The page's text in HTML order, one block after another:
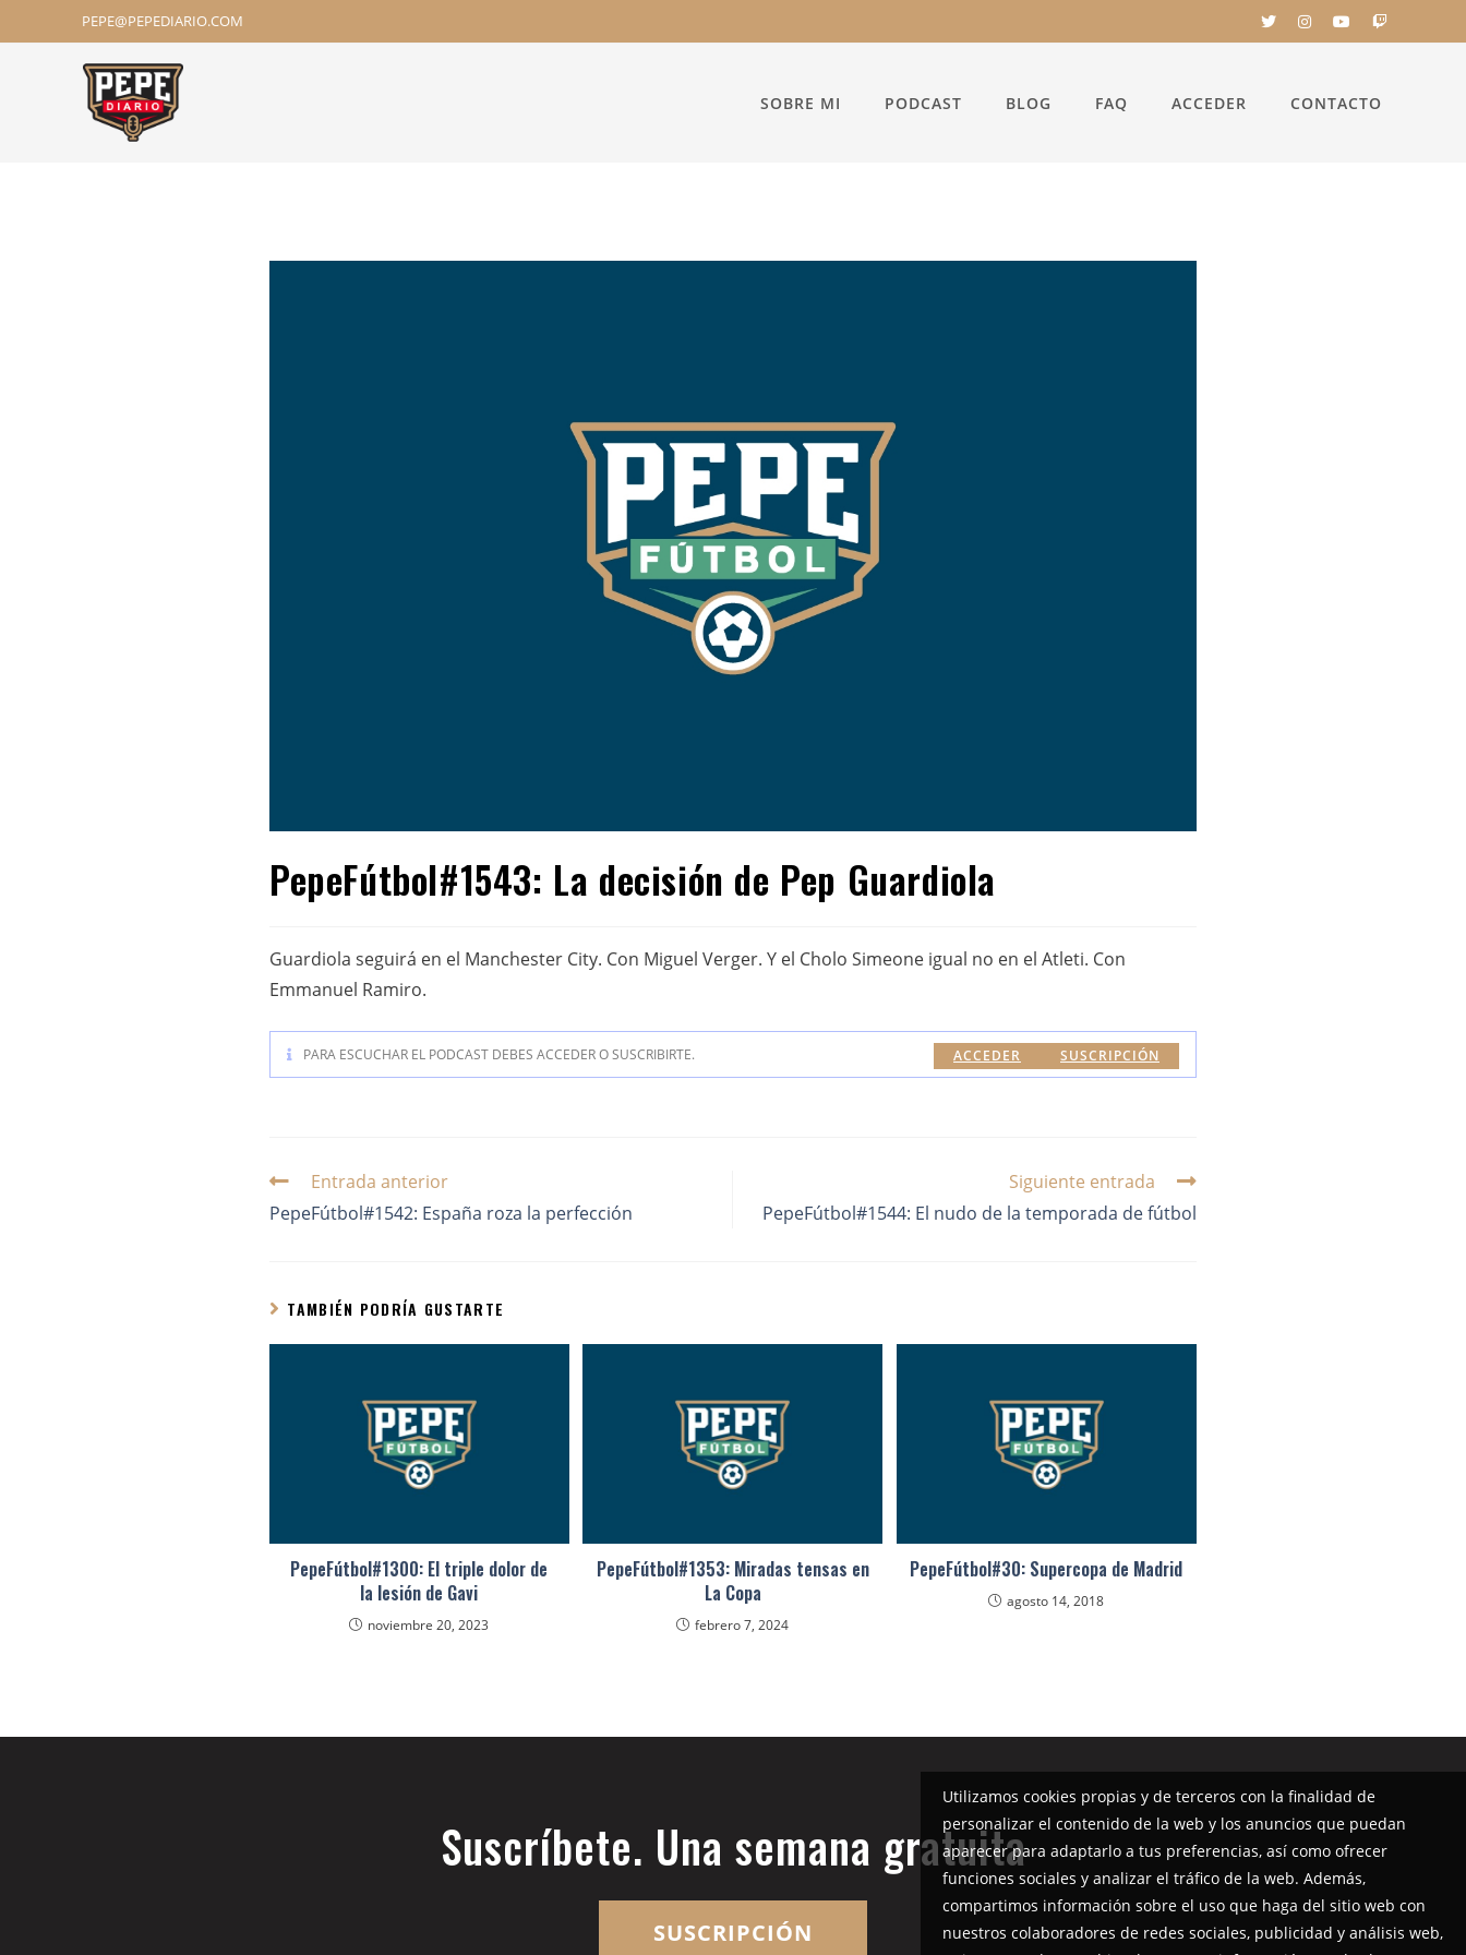
PEPE@PEPEDIARIO.COM
SOBRE MI PODCAST BLOG FAQ ACCEDER CONTACTO
PepeFútbol#1543: La decisión de Pep Guardiola
Guardiola seguirá en el Manchester City. Con Miguel Verger. Y el Cholo Simeone igual no en el Atleti. Con
Emmanuel Ramiro.
PARA ESCUCHAR EL PODCAST DEBES ACCEDER O SUSCRIBIRTE. SUSCRIPCIÓN
ACCEDER
Entrada anterior
PepeFútbol#1542: España roza la perfección
Siguiente entrada
PepeFútbol#1544: El nudo de la temporada de fútbol
TAMBIÉN PODRÍA GUSTARTE
PepeFútbol#1300: El triple dolor de
la lesión de Gavi
noviembre 20, 2023
PepeFútbol#1353: Miradas tensas en
La Copa
febrero 7, 2024
PepeFútbol#30: Supercopa de Madrid
agosto 14, 2018
Suscríbete. Una semana gratuita
SUSCRIPCIÓN
Utilizamos cookies propias y de terceros con la finalidad de
personalizar el contenido de la web y los anuncios que puedan
aparecer para adaptarlo a tus preferencias, así como ofrecer
funciones sociales y analizar el tráfico de la web. Además,
compartimos información sobre el uso que haga del sitio web con
nuestros colaboradores de redes sociales, publicidad y análisis web,